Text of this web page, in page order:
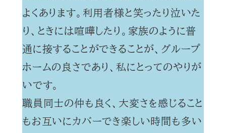
よくあります。利用者様と笑ったり泣いた
り、ときには喧嘩したり。家族のように普
通に接することができることが、グループ
ホームの良さであり、私にとってのやりが
いです。
職員同士の仲も良く、大変さを感じること
もお互いにカバーでき楽しい時間も多い